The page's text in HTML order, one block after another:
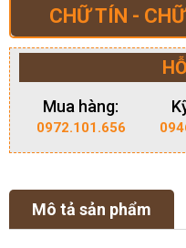
CHỮ TÍN -
Mua hàng:
0972.101.656
Mô tả sản phẩm